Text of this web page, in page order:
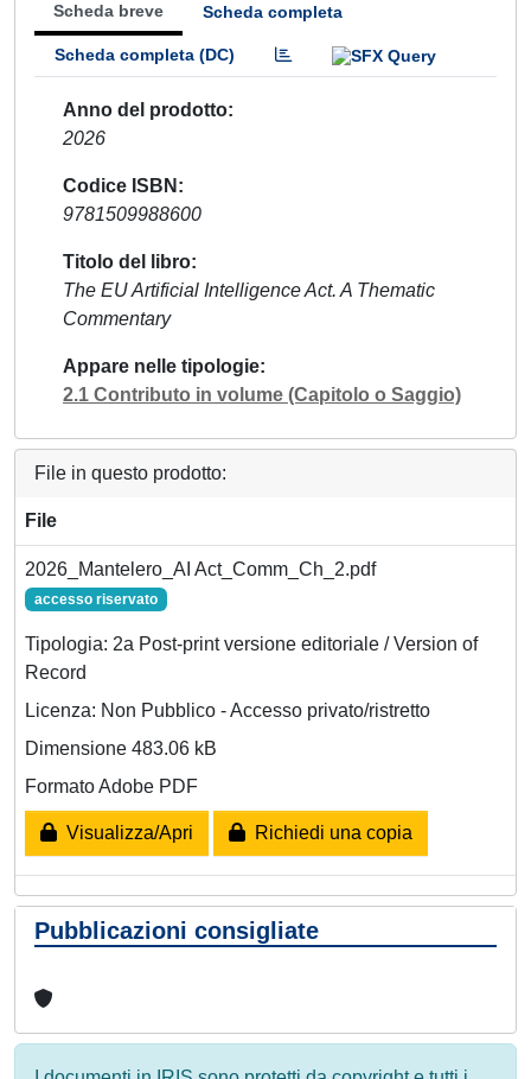
Scheda breve Scheda completa
Scheda completa (DC)
Anno del prodotto
2026
Codice ISBN
9781509988600
Titolo del libro
The EU Artificial Intelligence Act. A Thematic
Commentary
Appare nelle tipologie
2.1 Contributo in volume (Capitolo o Saggio)
File in questo prodotto:
File
2026_Mantelero_AI Act_Comm_Ch_2.pdf
accesso riservato
Tipologia: 2a Post-print versione editoriale / Version of
Record
Licenza: Non Pubblico - Accesso privato/ristretto
Dimensione 483.06 kB
Formato Adobe PDF
Visualizza/Apri Richiedi una copia
Pubblicazioni consigliate